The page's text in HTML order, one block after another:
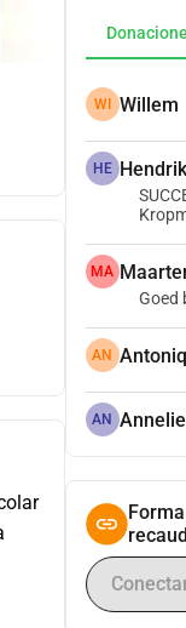
WI Willem
HE Hendrik
MA
Goed
AN
AN